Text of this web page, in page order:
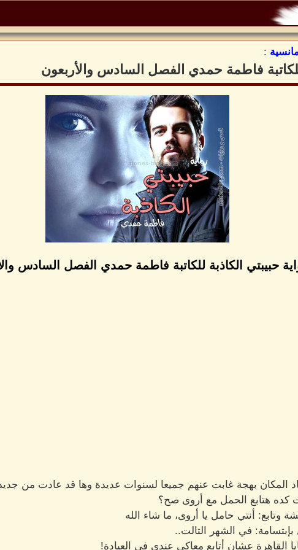
:
للكاتبة فاطمة حمدي الفصل السادس والأربعون
حبيبتي الكاذبة للكاتبة فاطمة حمدي الفصل السادس
المكان بهجة غابت عنهم جميعا لسنوات عديدة وها قد عادت من
كده هتابع الحمل مع أروى صح؟
أنتي حامل يا أروى، ما شاء الله
في الشهر التالت..
القاهرة عشان أتابع معاكي عندي في العيادة!